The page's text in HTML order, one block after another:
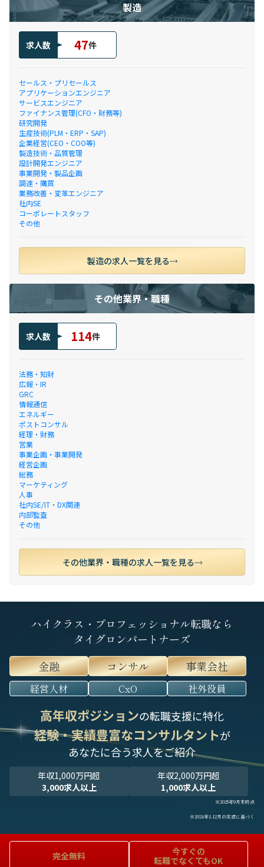
製造
求人数 47件
セールス・プリセールス
アプリケーションエンジニア
サービスエンジニア
ファイナンス管理(CFO・財務等)
研究開発
生産技術(PLM・ERP・SAP)
企業経営(CEO・COO等)
製造技術・品質管理
設計開発エンジニア
事業開発・製品企画
調達・購買
業務改善・変革エンジニア
社内SE
コーポレートスタッフ
その他
製造の求人一覧を見る
その他業界・職種
求人数 114件
法務・知財
広報・IR
GRC
情報通信
エネルギー
ポストコンサル
経理・財務
営業
事業企画・事業開発
経営企画
総務
マーケティング
人事
社内SE/IT・DX関連
内部監査
その他
その他業界・職種の求人一覧を見る
ハイクラス・プロフェッショナル転職なら
タイグロンパートナーズ
金融
コンサル 事業会社
経営人材 CxO 社外役員
高年収ポジションの転職支援に特化
経験・実績豊富なコンサルタントが
あなたに合う求人をご紹介
年収1,000万円超
3,000求人以上
年収2,000万円超
1,000求人以上
※2025年9月末時点
※2024年1-12月の実績に基づく
完全無料
今すぐの
転職でなくてもOK